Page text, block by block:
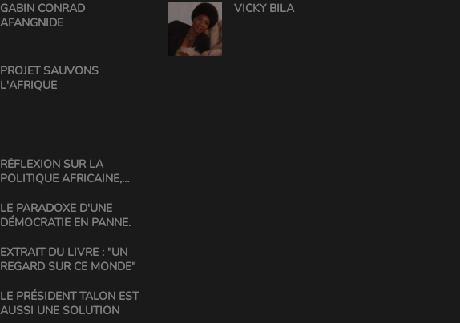
GABIN CONRAD
AFANGNIDE
PROJET SAUVONS
L'AFRIQUE
RÉFLEXION SUR LA
POLITIQUE AFRICAINE,
CONRAD
LE PARADOXE D'UNE
DÉMOCRATIE EN PANNE.
EXTRAIT DU LIVRE : "UN
REGARD SUR CE MONDE"
LE PRÉSIDENT TALON EST
AUSSI UNE SOLUTION
VICKY BILA